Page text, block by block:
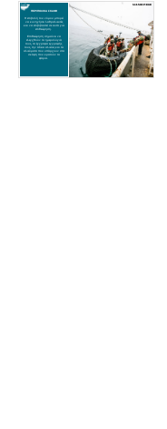
ΠΕΡΙΠΟΛΙΚΑ ΣΚΑΦΗ
Η επιβολή του νόμου μπορεί
να κυνηγήσει λαθραλιευτές
και να επιβιβαστεί σε αυτά για
επιθεώρηση.
Επιθεώρηση σημαίνει να
ελεγχθούν τα ημερολόγιά
τους, τα έγγραφα εγγραφής
τους, την άδεια αλιείας και τα
αλιεύματα που υπάρχουν στα
σκάφη που κρατούν τα
ψάρια.